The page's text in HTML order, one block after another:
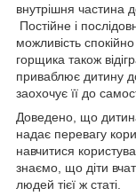
внутрішня частина
Постійне і
можливість
горщика також
приваблює дитину
заохочує її до
Доведено, що
надає перевагу
навчитися
знаємо, що діти
людей тієї ж статі.